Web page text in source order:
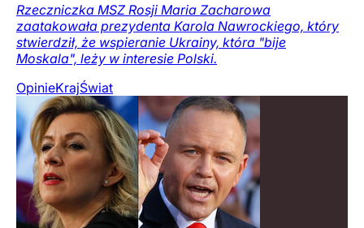
Rzeczniczka MSZ Rosji Maria Zacharowa
zaatakowała prezydenta Karola Nawrockiego, który
stwierdził, że wspieranie Ukrainy, która "bije
Moskala", leży w interesie Polski.
OpinieKrajŚwiat